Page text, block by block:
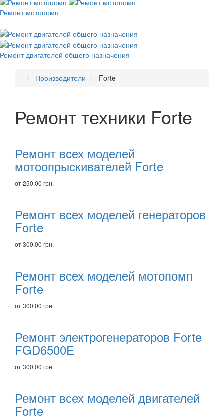
Ремонт мотопомп
Ремонт двигателей общего назначения
Производители Forte
Ремонт техники Forte
товары
Ремонт всех моделей
мотоопрыскивателей Forte
от 250.00 грн.
Ремонт всех моделей генераторов
Forte
от 300.00 грн.
Ремонт всех моделей мотопомп
Forte
от 300.00 грн.
Ремонт электрогенераторов Forte
FGD6500E
от 300.00 грн.
Ремонт всех моделей двигателей
Forte